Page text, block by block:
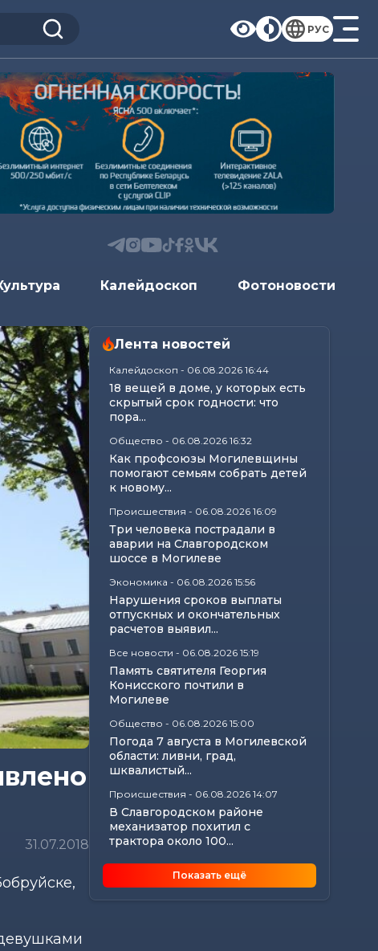
РУС
Калейдоскоп Фотоновости
31.07.2018
Лента новостей
Калейдоскоп - 06.08.2026 16:44
18 вещей в доме, у которых есть
скрытый срок годности: что
пора...
Общество - 06.08.2026 16:32
Как профсоюзы Могилевщины
помогают семьям собрать детей
к новому...
Происшествия - 06.08.2026 16:09
Три человека пострадали в
аварии на Славгородском
шоссе в Могилеве
Экономика - 06.08.2026 15:56
Нарушения сроков выплаты
отпускных и окончательных
расчетов выявил...
Все новости - 06.08.2026 15:19
Память святителя Георгия
Конисского почтили в
Могилеве
Общество - 06.08.2026 15:00
Погода 7 августа в Могилевской
области: ливни, град,
шквалистый...
Происшествия - 06.08.2026 14:07
В Славгородском районе
механизатор похитил с
трактора около 100...
Общество -06.08.2026 13:32
Как не стать жертвой жары и
какие сюрпризы готовит
Показать ещё